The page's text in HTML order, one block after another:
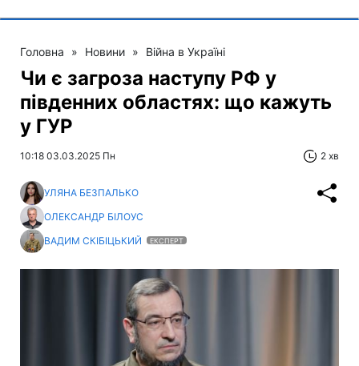
Головна » Новини » Війна в Україні
Чи є загроза наступу РФ у
південних областях: що кажуть
у ГУР
10:18 03.03.2025 Пн 2 хв
УЛЯНА БЕЗПАЛЬКО
ОЛЕКСАНДР БІЛОУС
ВАДИМ СКІБІЦЬКИЙ
ЕКСПЕРТ